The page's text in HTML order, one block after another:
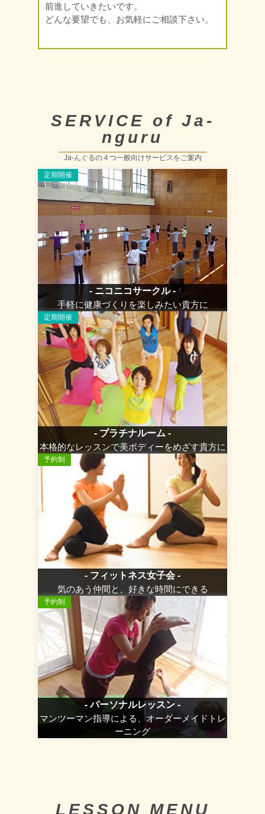
前進していきたいです。
どんな要望でも、お気軽にご相談下さい。
SERVICE of Ja-
nguru
Ja-んぐるの４つ一般向けサービスをご案内
定期開催
- ニコニコサークル -
手軽に健康づくりを楽しみたい貴方に
定期開催
- プラチナルーム -
本格的なレッスンで美ボディーをめざす貴方に
予約制
- フィットネス女子会 -
気のあう仲間と、好きな時間にできる
予約制
- パーソナルレッスン -
マンツーマン指導による、オーダーメイドトレ
ーニング
LESSON MENU